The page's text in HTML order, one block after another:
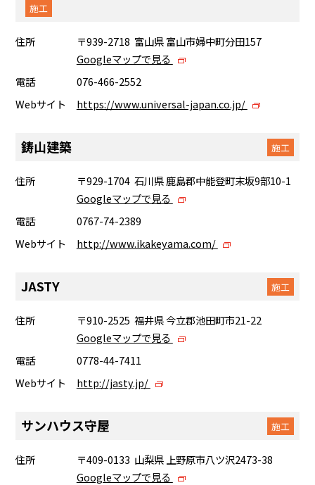
施工
住所
〒939-2718 富山県 富山市婦中町分田157
Googleマップで見る
電話
076-466-2552
Webサイト
https://www.universal-japan.co.jp/
鋳山建築 施工
住所
〒929-1704 石川県 鹿島郡中能登町末坂9部10-1
Googleマップで見る
電話
0767-74-2389
Webサイト
http://www.ikakeyama.com/
JASTY 施工
住所
〒910-2525 福井県 今立郡池田町市21-22
Googleマップで見る
電話
0778-44-7411
Webサイト
http://jasty.jp/
サンハウス守屋 施工
住所
〒409-0133 山梨県 上野原市八ツ沢2473-38
Googleマップで見る